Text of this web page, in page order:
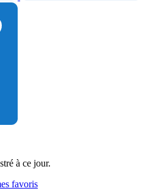
à ce jour.
favoris